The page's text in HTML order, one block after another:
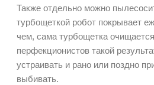
Также отдельно можно
турбощеткой робот покрывает
чем, сама турбощетка
перфекционистов такой
устраивать и рано или поздно
выбивать.